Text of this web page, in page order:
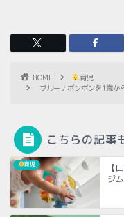
HOME
育児
ブルーナボンボンを1歳か
こちらの記事
育児
【
ジ